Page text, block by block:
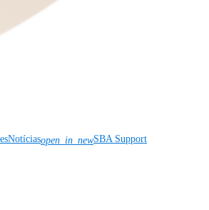
Notíciasopen_in_newSBA Support